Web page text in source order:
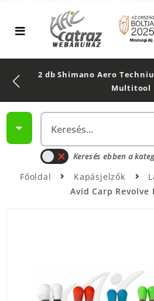
2 db Shimano Aero
Multitool
Keresés ebben a
Főoldal Kapásjelzők
Avid Carp Revolve